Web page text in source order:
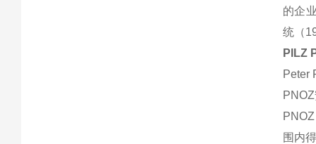
的企
统（
PILZ
Peter
围内